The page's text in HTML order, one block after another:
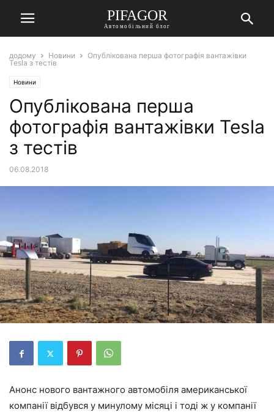
PIFAGOR
Автомобільний блог
додому Новини
Опублікована перша фотографія вантажівки
Tesla з тестів
Новини
Опублікована перша
фотографія вантажівки Tesla
з тестів
06.08.2018
Анонс нового вантажного автомобіля американської
компанії відбувся у минулому місяці і тоді ж у компанії